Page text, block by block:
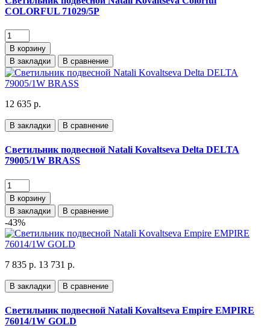
COLORFUL 71029/5P
В корзину
В закладки
В сравнение
12 635 р.
В закладки В сравнение
Светильник подвесной Natali Kovaltseva Delta DELTA
79005/1W BRASS
В корзину
В закладки
В сравнение
-43%
7 835 р. 13 731 р.
В закладки В сравнение
Светильник подвесной Natali Kovaltseva Empire EMPIRE
76014/1W GOLD